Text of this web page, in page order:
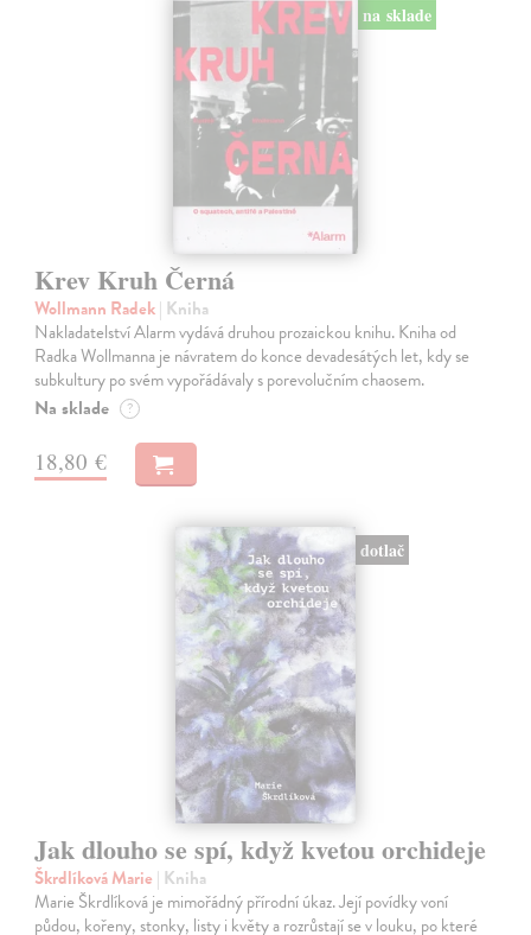
na sklade
Krev Kruh Černá
Wollmann Radek| Kniha
Nakladatelství Alarm vydává druhou prozaickou knihu. Kniha od
Radka Wollmanna je návratem do konce devadesátých let, kdy se
subkultury po svém vypořádávaly s porevolučním chaosem.
Na sklade ?
18,80 €
dotlač
Jak dlouho se spí, když kvetou orchideje
Škrdlíková Marie | Kniha
Marie Škrdlíková je mimořádný přírodní úkaz. Její povídky voní
půdou, kořeny, stonky, listy i květy a rozrůstají se v louku, po které